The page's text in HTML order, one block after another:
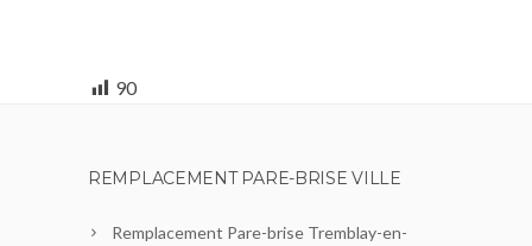
90
REMPLACEMENT PARE-BRISE VILLE
Remplacement Pare-brise Tremblay-en-